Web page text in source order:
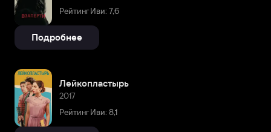
Рейтинг Иви: 7,6
Подробнее
Лейкопластырь
2017
Рейтинг Иви: 8,1